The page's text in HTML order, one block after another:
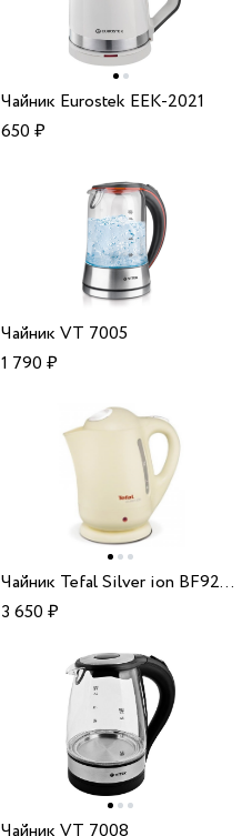
Чайник Eurostek EEK-2021
650₽
Чайник VT 7005
1 790₽
Чайник Tefal Silver ion BF925232 Yellow
3 650₽